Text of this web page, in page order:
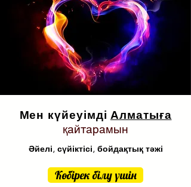
Мен күйеуімді Алматыға
қайтарамын
Әйелі, сүйіктісі, бойдақтық тәжі
Көбірек білу үшін